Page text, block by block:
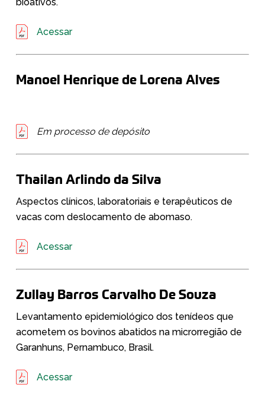
bioativos.
Acessar
Manoel Henrique de Lorena Alves
Em processo de depósito
Thailan Arlindo da Silva
Aspectos clínicos, laboratoriais e terapêuticos de
vacas com deslocamento de abomaso.
Acessar
Zullay Barros Carvalho De Souza
Levantamento epidemiológico dos tenídeos que
acometem os bovinos abatidos na microrregião de
Garanhuns, Pernambuco, Brasil.
Acessar